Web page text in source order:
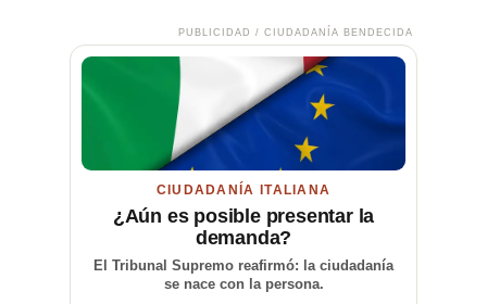
PUBLICIDAD / CIUDADANÍA BENDECIDA
CIUDADANÍA ITALIANA
¿Aún es posible presentar la
demanda?
El Tribunal Supremo reafirmó: la ciudadanía
se nace con la persona.